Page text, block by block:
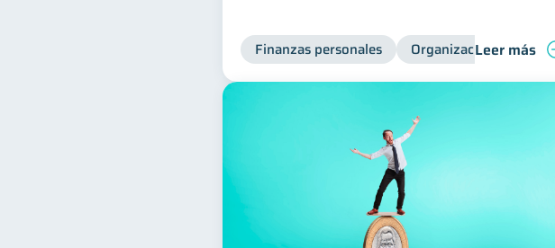
Finanzas personales OrganizaciónLeer más